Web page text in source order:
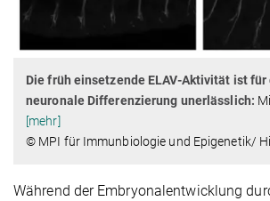
Die früh einsetzende ELAV-Aktivität ist
neuronale Differenzierung unerlässlich:
[mehr]
© MPI für Immunbiologie und Epigenetik/
Während der Embryonalentwicklung